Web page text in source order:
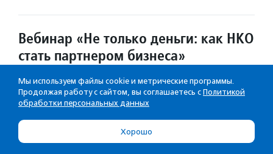
Вебинар «Не только деньги: как НКО
стать партнером бизнеса»
НКО узнают, как заинтересовать коммерческий
сектор и выстроить взаимовыгодные отношения
с бизнесом.
Анонсы · 27.07.2026 · НКО-сектор
Мы используем файлы cookie и метрические программы.
Продолжая работу с сайтом, вы соглашаетесь с Политикой
обработки персональных данных
Хорошо